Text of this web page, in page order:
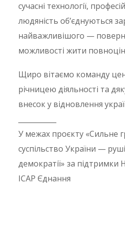
сучасні технології,
людяність об’єднуються
найважливішого —
можливості жити
Щиро вітаємо команду
річницею діяльності та
внесок у відновлення
У межах проєкту «Сильне
суспільство України —
демократії» за підтримки
ІСАР Єднання